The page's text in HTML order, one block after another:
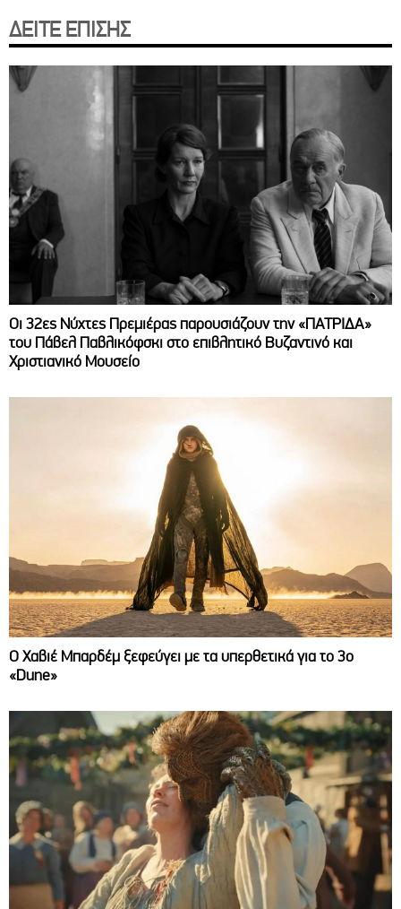
ΔΕΙΤΕ ΕΠΙΣΗΣ
Οι 32ες Νύχτες Πρεμιέρας παρουσιάζουν την «ΠΑΤΡΙΔΑ»
του Πάβελ Παβλικόφσκι στο επιβλητικό Βυζαντινό και
Χριστιανικό Μουσείο
O Χαβιέ Μπαρδέμ ξεφεύγει με τα υπερθετικά για το 3ο
«Dune»